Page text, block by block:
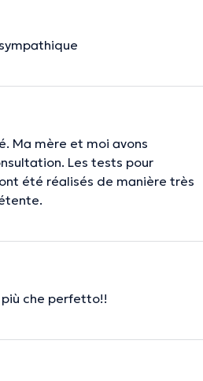
Ma mère et moi avons
Les tests pour
été réalisés de manière très
che perfetto!!